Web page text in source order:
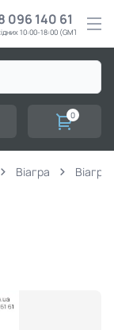
096 140 61 61
10:00-18:00 (GMT+3)
0
Віагра